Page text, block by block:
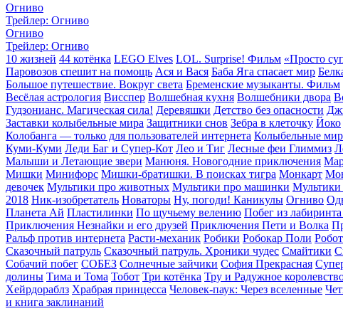
Огниво
Трейлер: Огниво
Огниво
Трейлер: Огниво
10 жизней 44 котёнка LEGO Elves LOL. Surprise! Фильм «Просто
Паровозов спешит на помощь Ася и Вася Баба Яга спасает мир
Большое путешествие. Вокруг света Бременские музыканты. Фильм
Весёлая астрология Висспер Волшебная кухня Волшебники двора
Гудзонианс. Магическая сила! Деревяшки Детство без опасности
Заставки колыбельные мира Защитники снов Зебра в клеточку Йоко
Колобанга — только для пользователей интернета Колыбельные
Куми-Куми Леди Баг и Супер-Кот Лео и Тиг Лесные феи Глиммиз
Малыши и Летающие звери Манюня. Новогодние приключения
Мишки Минифорс Мишки-братишки. В поисках тигра Монкарт
девочек Мультики про животных Мультики про машинки Мультики
2018 Ник-изобретатель Новаторы Ну, погоди! Каникулы Огниво
Планета Aй Пластилинки По щучьему велению Побег из
Приключения Незнайки и его друзей Приключения Пети и Волка
Ральф против интернета Расти-механик Робики Робокар Поли
Сказочный патруль Сказочный патруль. Хроники чудес Смайтики
Собачий побег СОБЕЗ Солнечные зайчики София Прекрасная
долины Тима и Тома Тобот Три котёнка Тру и Радужное
Хейрдораблз Храбрая принцесса Человек-паук: Через вселенные
и книга заклинаний